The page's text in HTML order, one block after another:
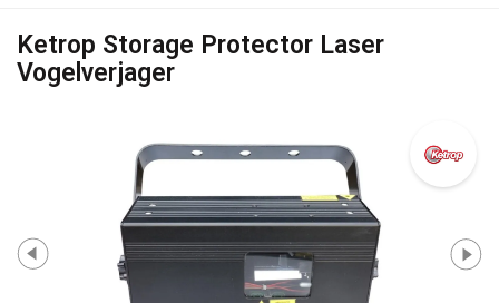
Ketrop Storage Protector Laser
Vogelverjager